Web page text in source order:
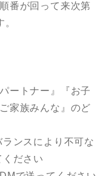
番が回って来次第
ートナー』『お子
家族みんな』のど
ンスにより不可な
ださい